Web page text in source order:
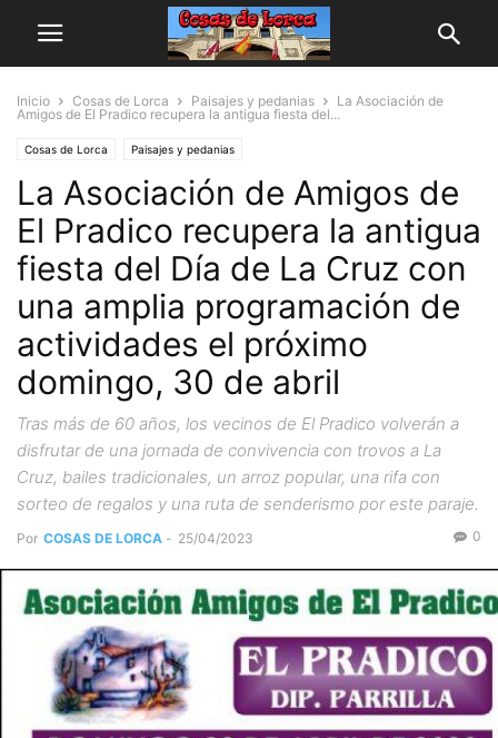
Inicio Cosas de Lorca Paisajes y pedanias
La Asociación de
Amigos de El Pradico recupera la antigua fiesta del...
Cosas de Lorca Paisajes y pedanias
La Asociación de Amigos de
El Pradico recupera la antigua
fiesta del Día de La Cruz con
una amplia programación de
actividades el próximo
domingo, 30 de abril
Tras más de 60 años, los vecinos de El Pradico volverán a
disfrutar de una jornada de convivencia con trovos a La
Cruz, bailes tradicionales, un arroz popular, una rifa con
sorteo de regalos y una ruta de senderismo por este paraje.
Por COSAS DE LORCA - 25/04/2023 0